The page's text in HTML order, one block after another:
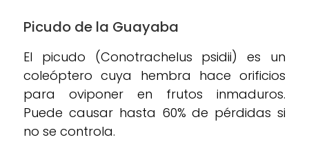
Picudo de la Guayaba
El picudo (Conotrachelus psidii) es un
coleóptero cuya hembra hace orificios
para oviponer en frutos inmaduros.
Puede causar hasta 60% de pérdidas si
no se controla.